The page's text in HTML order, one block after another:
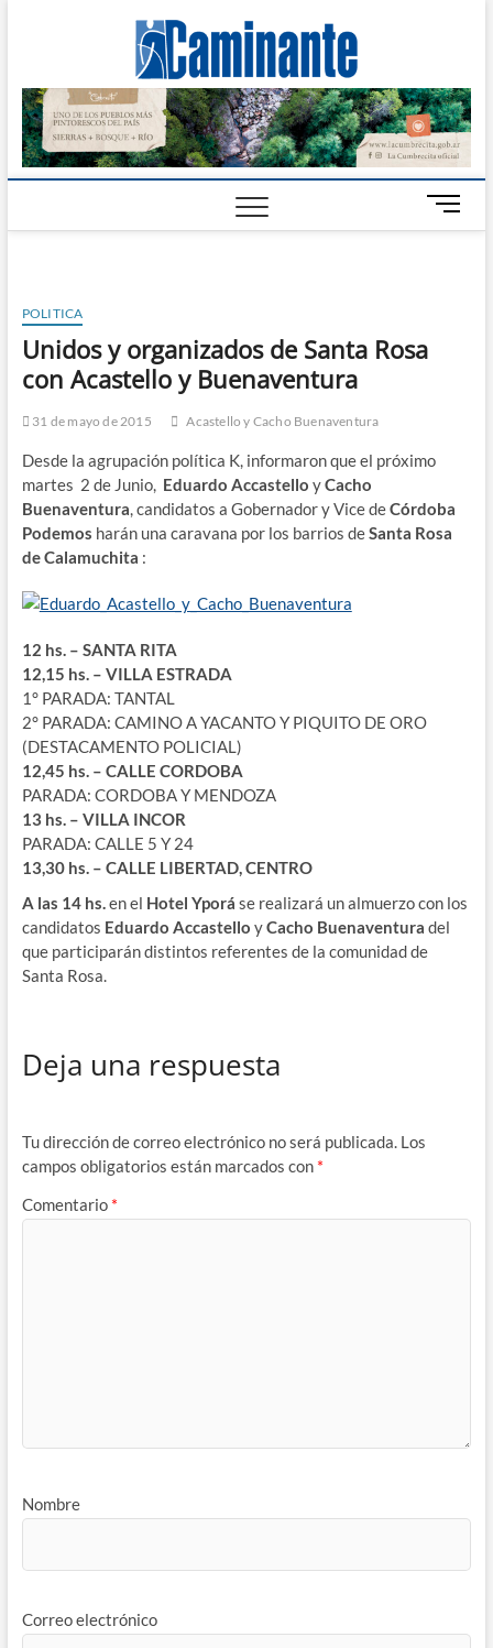
Digital
CALAMUCHITA
B
o
POLITICA
Unidos y organizados de Santa Rosa
con Acastello y Buenaventura
31 de mayo de 2015 Acastello y Cacho Buenaventura
Desde la agrupación política K, informaron que el próximo
martes 2 de Junio, Eduardo Accastello yCacho
Buenaventura, candidatos a Gobernador y Vice deCórdoba
Podemos harán una caravana por los barrios deSanta Rosa
de Calamuchita :
12 hs. – SANTA RITA
12,15 hs. – VILLA ESTRADA
1° PARADA: TANTAL
2° PARADA: CAMINO A YACANTO Y PIQUITO DE ORO
(DESTACAMENTO POLICIAL)
12,45 hs. – CALLE CORDOBA
PARADA: CORDOBA Y MENDOZA
13 hs. – VILLA INCOR
PARADA: CALLE 5 Y 24
13,30 hs. – CALLE LIBERTAD, CENTRO
A las 14 hs.en el Hotel Yporá se realizará un almuerzo con los
candidatos Eduardo Accastello yCacho Buenaventura del
que participarán distintos referentes de la comunidad de
Santa Rosa.
Deja una respuesta
Tu dirección de correo electrónico no será publicada. Los
campos obligatorios están marcados con *
Comentario *
Nombre
Correo electrónico